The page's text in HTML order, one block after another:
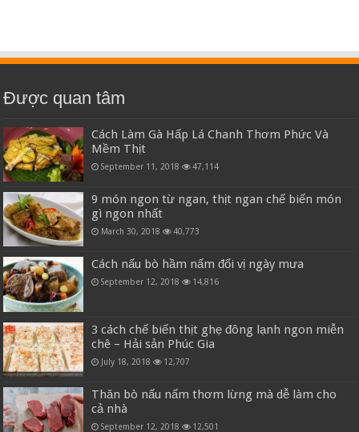
Được quan tâm
Cách Làm Gà Hấp Lá Chanh Thơm Phức Và
Mềm Thịt
September 11, 2018 47,114
9 món ngon từ ngan, thịt ngan chế biến món
gì ngon nhất
March 30, 2018 40,773
Cách nấu bò hầm nấm đổi vị ngày mưa
September 12, 2018 14,816
3 cách chế biến thịt ghẹ đông lạnh ngon miễn
chê – Hải sản Phúc Gia
July 18, 2018 12,707
Thăn bò nấu nấm thơm lừng mà dễ làm cho
cả nhà
September 12, 2018 12,501